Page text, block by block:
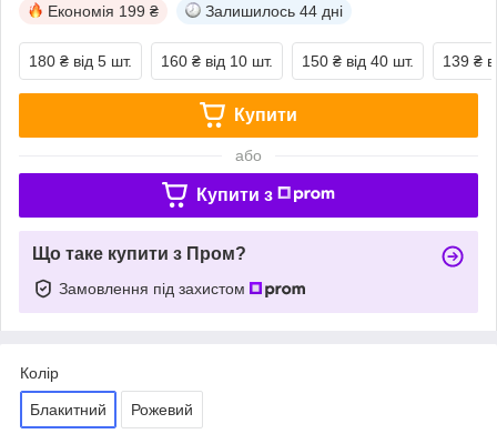
Економія 199 ₴ Залишилось 44 дні
180 ₴ від 5 шт. 160 ₴ від 10 шт. 150 ₴ від 40 шт. 139 ₴
Купити
або
Купити з
Що таке купити з Пром?
Замовлення під захистом
Колір
Блакитний Рожевий